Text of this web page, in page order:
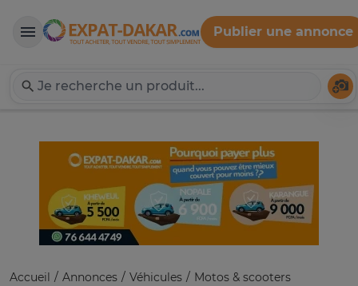
Expat-Dakar
Publier une annonce
Accueil Annonces Véhicules
Motos & scooters